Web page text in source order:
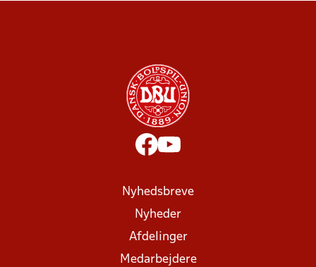
Nyhedsbreve
Nyheder
Afdelinger
Medarbejdere